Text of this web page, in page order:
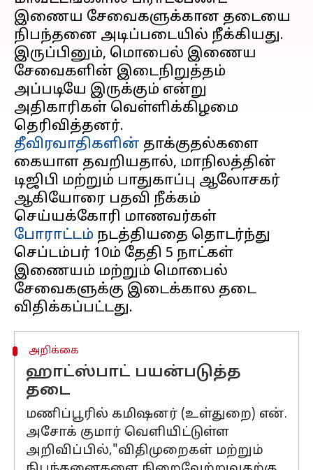
இணைய சேவைகளுக்கான தடையை
நிபந்தனை அடிப்படையில் நீக்கியது.
இருப்பினும், மொபைல் இணைய
சேவைகளின் இடைநிறுத்தம்
அப்படியே இருக்கும் என்று
அதிகாரிகள் வெள்ளிக்கிழமை
தீவிரவாதிகளின் தாக்குதல்களை
கையாள தவறியதால், மாநிலத்தின்
டிஜிபி மற்றும் பாதுகாப்பு ஆலோசகர்
ஆகியோரை பதவி நீக்கம்
செய்யக்கோரி மாணவர்கள்
போராட்டம் நடத்தியதை தொடர்ந்து
செப்டம்பர் 10ம் தேதி 5 நாட்கள்
இணையம் மற்றும் மொபைல்
சேவைகளுக்கு இடைக்கால தடை
அறிக்கை
ஹாட்ஸ்பாட் பயன்படுத்த
தடை
மணிப்பூரில் கமிஷனர் (உள்துறை) என்.
அசோக் குமார் வெளியிட்டுள்ள
அறிவிப்பில்,"விதிமுறைகள் மற்றும்